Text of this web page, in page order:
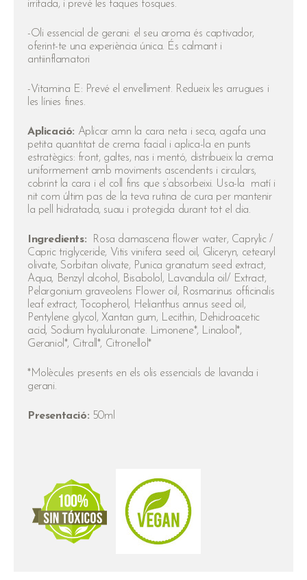
irritada, i prevé les taques fosques.
-Oli essencial de gerani: el seu aroma és captivador,
oferint-te una experiència única. És calmant i
antiinflamatori
-Vitamina E: Prevé el envelliment. Redueix les arrugues i
les línies fines.
Aplicació: Aplicar amn la cara neta i seca, agafa una
petita quantitat de crema facial i aplica-la en punts
estratègics: front, galtes, nas i mentó, distribueix la crema
uniformement amb moviments ascendents i circulars,
cobrint la cara i el coll fins que s’absorbeixi. Usa-la matí i
nit com últim pas de la teva rutina de cura per mantenir
la pell hidratada, suau i protegida durant tot el dia.
Ingredients:
Rosa damascena flower water, Caprylic /
Capric triglyceride, Vitis vinifera seed oil, Gliceryn, cetearyl
olivate, Sorbitan olivate, Punica granatum seed extract,
Aqua, Benzyl alcohol, Bisabolol, Lavandula oil/ Extract,
Pelargonium graveolens Flower oil, Rosmarinus officinalis
leaf extract, Tocopherol, Helianthus annus seed oil,
Pentylene glycol, Xantan gum, Lecithin, Dehidroacetic
acid, Sodium hyaluluronate. Limonene*, Linalool*,
Geraniol*, Citrall*, Citronellol*
*Molècules presents en els olis essencials de lavanda i
gerani.
Presentació: 50ml